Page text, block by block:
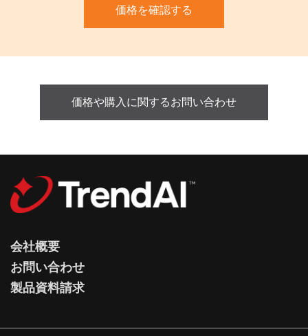
価格を確認する
価格や購入に関するお問い合わせ​
会社概要
お問い合わせ
製品資料請求